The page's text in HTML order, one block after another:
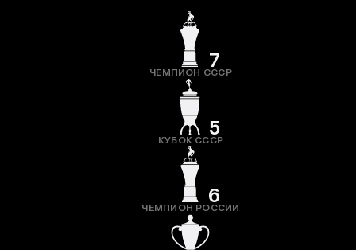
7
ЧЕМПИОН СССР
5
КУБОК СССР
6
ЧЕМПИОН РОССИИ